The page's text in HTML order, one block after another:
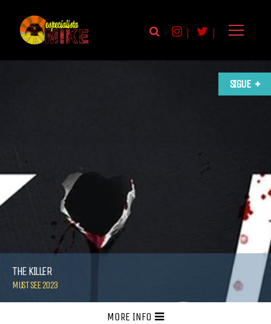
| |
SIGUE
THE KILLER
MUST SEE 2023
MORE INFO